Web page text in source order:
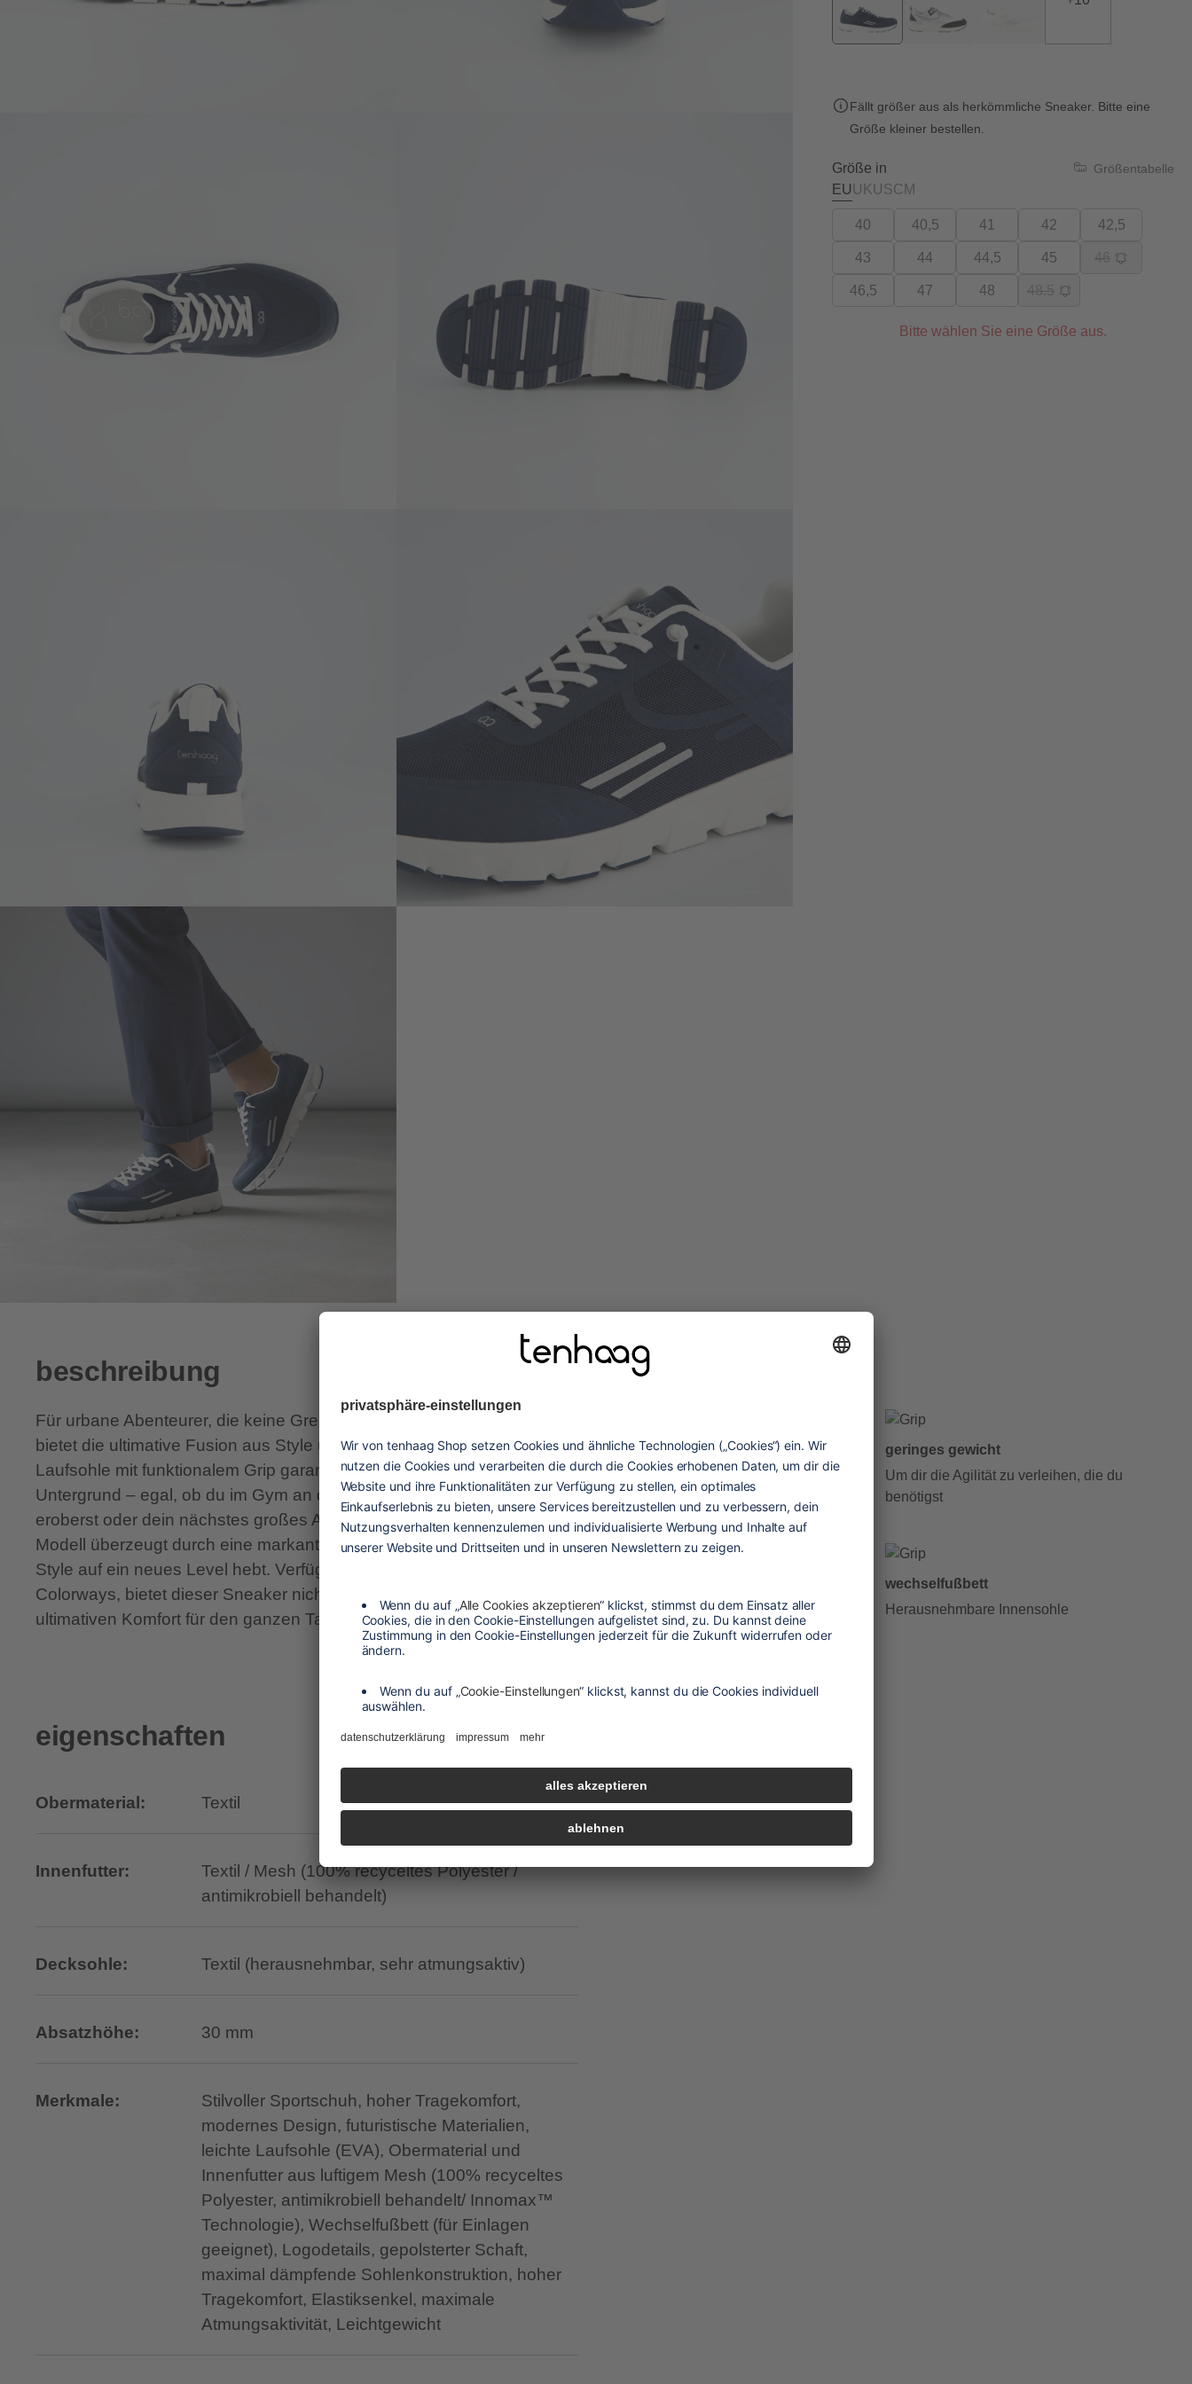
Fällt größer aus als herkömmliche Sneaker. Bitte eine
Größe kleiner bestellen.
Größe in
EUUKUSCM
Größentabelle
40 40,5 41 42 42,5
43 44 44,5 45
46,5 47 48
Bitte wählen Sie eine Größe aus.
beschreibung
Für urbane Abenteurer, die keine Grenzen kennen. Dieser Sneaker
bietet die ultimative Fusion aus Style und Funktionalität. Die leichte
Laufsohle mit funktionalem Grip garantiert sicheren Halt auf jedem
Untergrund – egal, ob du im Gym an deine Grenzen gehst, die Straßen
eroberst oder dein nächstes großes Abenteuer in Angriff nimmst. Das
Modell überzeugt durch eine markante sportliche Silhouette, die deinen
Style auf ein neues Level hebt. Verfügbar in den angesagtesten
Colorways, bietet dieser Sneaker nicht nur Style, sondern auch
ultimativen Komfort für den ganzen Tag.
eigenschaften
Obermaterial: Textil
Innenfutter:
Textil / Mesh (100% recyceltes Polyester /
antimikrobiell behandelt)
Decksohle: Textil (herausnehmbar, sehr atmungsaktiv)
Absatzhöhe: 30 mm
Merkmale:
Stilvoller Sportschuh, hoher Tragekomfort,
modernes Design, futuristische Materialien,
leichte Laufsohle (EVA), Obermaterial und
Innenfutter aus luftigem Mesh (100% recyceltes
Polyester, antimikrobiell behandelt/ Innomax™
Technologie), Wechselfußbett (für Einlagen
geeignet), Logodetails, gepolsterter Schaft,
maximal dämpfende Sohlenkonstruktion, hoher
Tragekomfort, Elastiksenkel, maximale
Atmungsaktivität, Leichtgewicht
vorteile
atmungsaktivität
Damit deine Füße kühl und trocken
bleiben
geringes gewicht
Um dir die Agilität zu verleihen, die du
benötigst
Rasches An- und Ausziehen
wechselfußbett
Herausnehmbare Innensohle